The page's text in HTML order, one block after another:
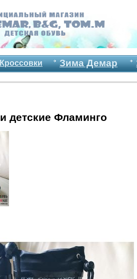
Кроссовки Зима Демар
детские Фламинго